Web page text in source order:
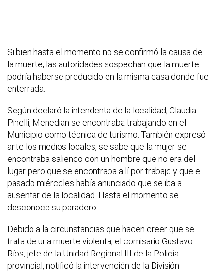
Si bien hasta el momento no se confirmó la causa de
la muerte, las autoridades sospechan que la muerte
podría haberse producido en la misma casa donde fue
enterrada.
Según declaró la intendenta de la localidad, Claudia
Pinelli, Menedian se encontraba trabajando en el
Municipio como técnica de turismo. También expresó
ante los medios locales, se sabe que la mujer se
encontraba saliendo con un hombre que no era del
lugar pero que se encontraba allí por trabajo y que el
pasado miércoles había anunciado que se iba a
ausentar de la localidad. Hasta el momento se
desconoce su paradero.
Debido a la circunstancias que hacen creer que se
trata de una muerte violenta, el comisario Gustavo
Ríos, jefe de la Unidad Regional III de la Policía
provincial, notificó la intervención de la División